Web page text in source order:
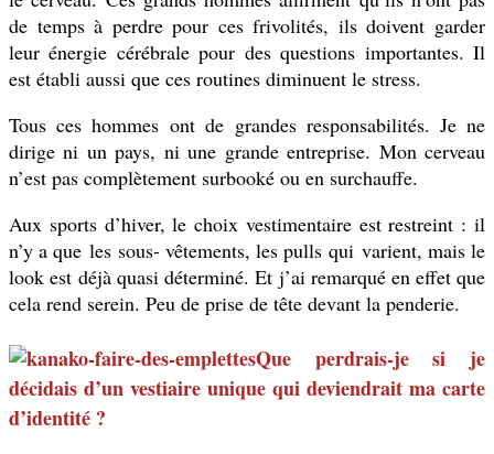
de temps à perdre pour ces frivolités, ils doivent garder
leur énergie cérébrale pour des questions importantes. Il
est établi aussi que ces routines diminuent le stress.
Tous ces hommes ont de grandes responsabilités. Je ne
dirige ni un pays, ni une grande entreprise. Mon cerveau
n’est pas complètement surbooké ou en surchauffe.
Aux sports d’hiver, le choix vestimentaire est restreint : il
n’y a que les sous- vêtements, les pulls qui varient, mais le
look est déjà quasi déterminé. Et j’ai remarqué en effet que
cela rend serein. Peu de prise de tête devant la penderie.
Que perdrais-je si je
décidais d’un vestiaire unique qui deviendrait ma carte
d’identité ?